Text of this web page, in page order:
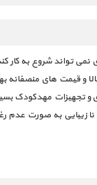
شروع به کار
و قیمت های منصفانه
و تجهیزات مهدکودک
نا زیبایی به صورت